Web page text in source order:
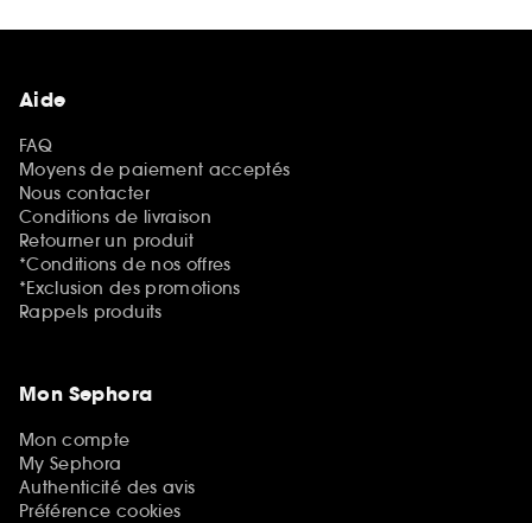
Aide
FAQ
Moyens de paiement acceptés
Nous contacter
Conditions de livraison
Retourner un produit
*Conditions de nos offres
*Exclusion des promotions
Rappels produits
Mon Sephora
Mon compte
My Sephora
Authenticité des avis
Préférence cookies